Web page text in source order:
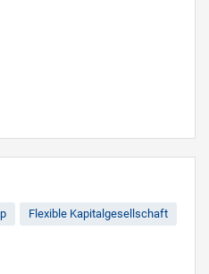
Flexible Kapitalgesellschaft